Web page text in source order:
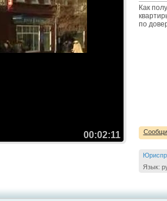
00:02:11
Как
по
Язык: